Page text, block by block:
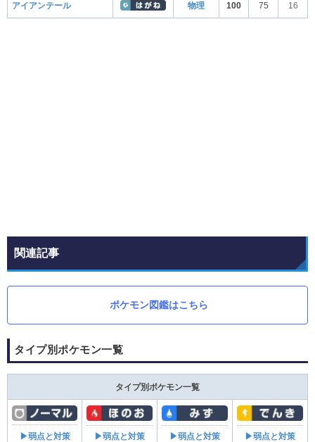
アイアンテール 物理 100 75 16
関連記事
ポケモン図鑑はこちら
タイプ別ポケモン一覧
タイプ別ポケモン一覧
▶弱点と対策 ▶弱点と対策 ▶弱点と対策 ▶弱点と対策